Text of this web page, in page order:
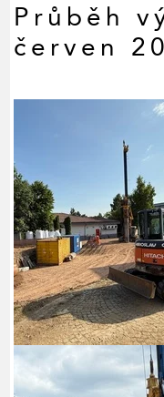
Průběh
červen